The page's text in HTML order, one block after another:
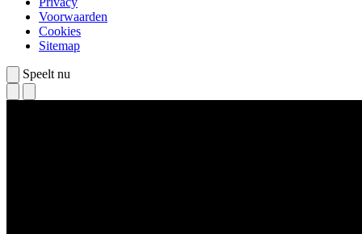
Voorwaarden
Cookies
Sitemap
Speelt nu